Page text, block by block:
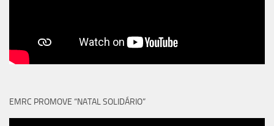
EMRC PROMOVE “NATAL SOLIDÁRIO”